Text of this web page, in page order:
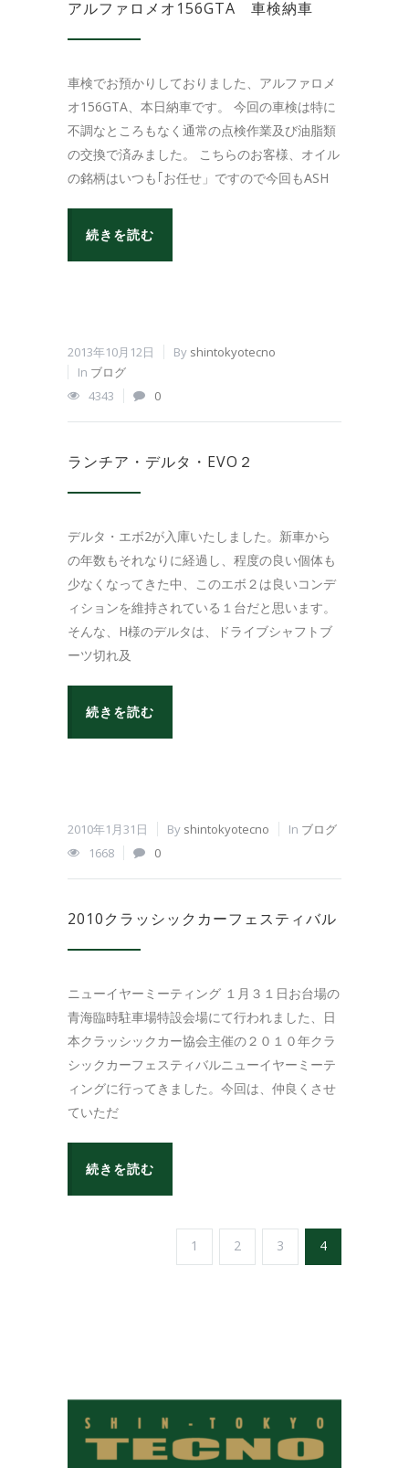
アルファロメオ156GTA 車検納車
車検でお預かりしておりました、アルファロメ
オ156GTA、本日納車です。 今回の車検は特に
不調なところもなく通常の点検作業及び油脂類
の交換で済みました。 こちらのお客様、オイル
の銘柄はいつも｢お任せ」ですので今回もASH
続きを読む
2013年10月12日 By shintokyotecno
In ブログ
4343
0
ランチア・デルタ・EVO２
デルタ・エボ2が入庫いたしました。新車から
の年数もそれなりに経過し、程度の良い個体も
少なくなってきた中、このエボ２は良いコンデ
ィションを維持されている１台だと思います。
そんな、H様のデルタは、ドライブシャフトブ
ーツ切れ及
続きを読む
2010年1月31日 By shintokyotecno In ブログ
1668
0
2010クラッシックカーフェスティバル
ニューイヤーミーティング １月３１日お台場の
青海臨時駐車場特設会場にて行われました、日
本クラッシックカー協会主催の２０１０年クラ
シックカーフェスティバルニューイヤーミーテ
ィングに行ってきました。今回は、仲良くさせ
ていただ
続きを読む
1 2 3 4